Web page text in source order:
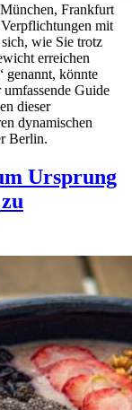
Frankfurt
mit
wie Sie trotz
erreichen
genannt, könnte
Guide
dieser
dynamischen
Berlin.
Ursprung